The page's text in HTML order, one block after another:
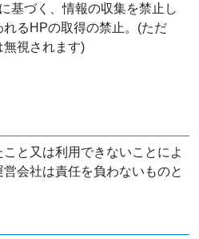
基づく、情報の収集を禁止し
るHPの取得の禁止。(ただ
無視されます)
こと又は利用できないことによ
会社は責任を負わないものと